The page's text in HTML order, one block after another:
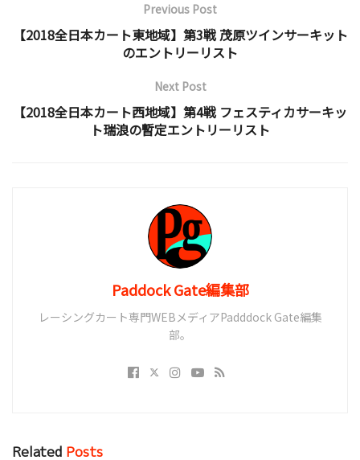
Previous Post
【2018全日本カート東地域】第3戦 茂原ツインサーキット
のエントリーリスト
Next Post
【2018全日本カート西地域】第4戦 フェスティカサーキッ
ト瑞浪の暫定エントリーリスト
Paddock Gate編集部
レーシングカート専門WEBメディアPadddock Gate編集
部。
Related Posts